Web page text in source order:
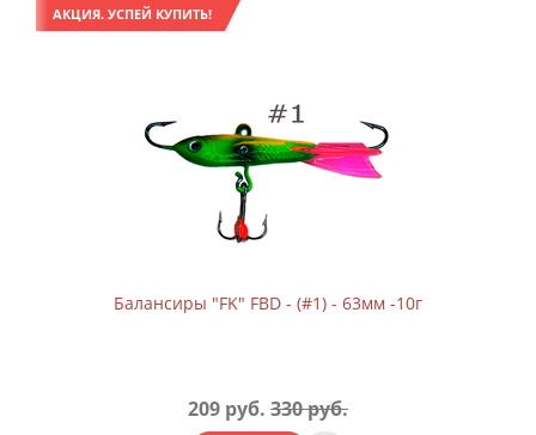
АКЦИЯ. УСПЕЙ КУПИТЬ!
Балансиры "FK" FBD - (#1) - 63мм -10г
209 руб. 330 руб.